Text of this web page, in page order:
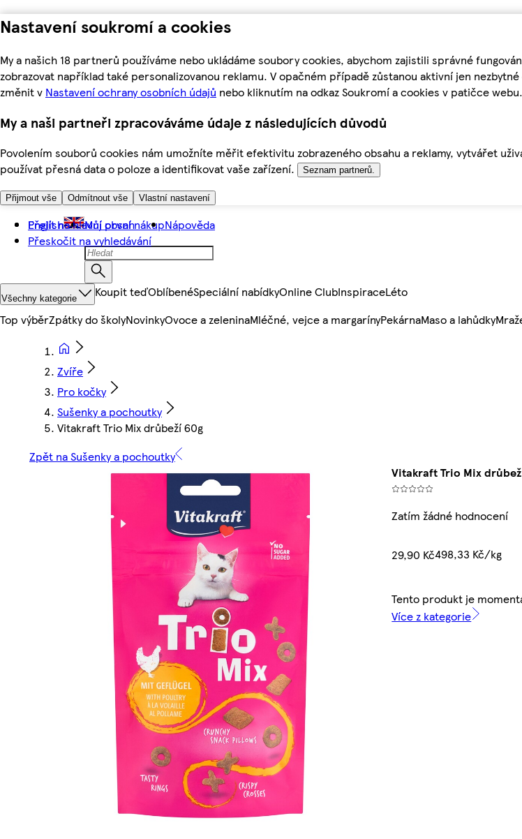
Nastavení soukromí a cookies
My a našich 18 partnerů používáme nebo ukládáme soubory cookies, abychom zajistili správné
zobrazovat například také personalizovanou reklamu. V opačném případě zůstanou aktivní jen
změnit v Nastavení ochrany osobních údajů nebo kliknutím na odkaz Soukromí a cookies v patičce webu.
My a naši partneři zpracováváme údaje z následujících důvodů
Povolením souborů cookies nám umožníte měřit efektivitu zobrazeného obsahu a reklamy, vytvářet
používat přesná data o poloze a identifikovat vaše zařízení.
Seznam partnerů.
Přijmout vše Odmítnout vše Vlastní nastavení
Přejít na hlavní obsah
Přeskočit na vyhledávání
English Můj první nákupNápověda
Všechny kategorie Koupit teďOblíbenéSpeciální nabídkyOnline ClubInspiraceLéto
Top výběrZpátky do školyNovinkyOvoce a zeleninaMléčné, vejce a margarínyPekárnaMaso a lahůdky
Zvíře
Pro kočky
Sušenky a pochoutky
Vitakraft Trio Mix drůbeží 60g
Zpět na Sušenky a pochoutky
Vitakraft Trio Mix
Zatím žádné hodnocení
29,90 Kč498,33 Kč/kg
Tento produkt je
Více z kategorie